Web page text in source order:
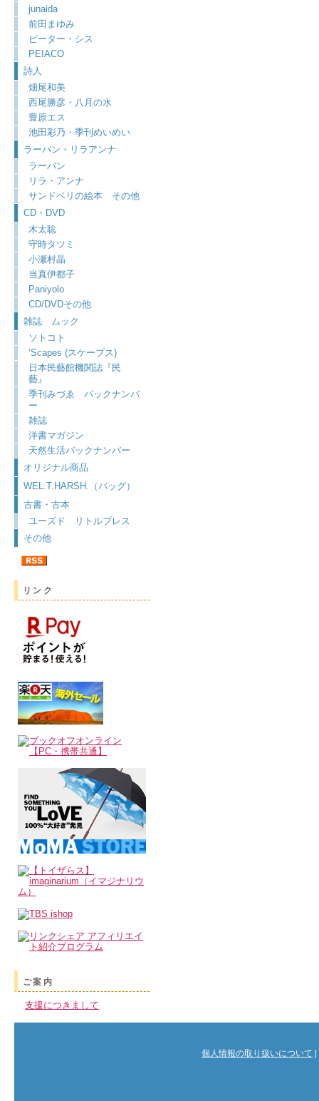
junaida
前田まゆみ
ピーター・シス
PEIACO
詩人
畑尾和美
西尾勝彦・八月の水
豊原エス
池田彩乃・季刊めいめい
ラーバン・リラアンナ
ラーバン
リラ・アンナ
サンドベリの絵本 その他
CD・DVD
木太聡
守時タツミ
小瀬村晶
当真伊都子
Paniyolo
CD/DVDその他
雑誌 ムック
ソトコト
‘Scapes (スケープス)
日本民藝館機関誌『民
藝』
季刊みづゑ バックナンバ
ー
雑誌
洋書マガジン
天然生活バックナンバー
オリジナル商品
WEL.T.HARSH.（バッグ）
古書・古本
ユーズド リトルプレス
その他
リンク
ご案内
支援につきまして
個人情報の取り扱いについて